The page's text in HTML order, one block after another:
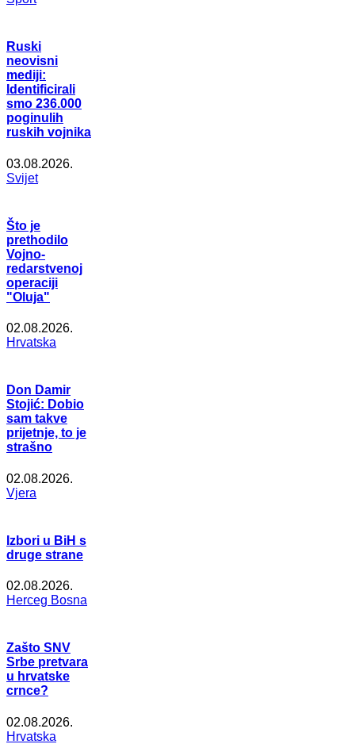
Ruski
neovisni
mediji:
Identificirali
smo 236.000
poginulih
ruskih vojnika
03.08.2026.
Svijet
Što je
prethodilo
Vojno-
redarstvenoj
operaciji
"Oluja"
02.08.2026.
Hrvatska
Don Damir
Stojić: Dobio
sam takve
prijetnje, to je
strašno
02.08.2026.
Vjera
Izbori u BiH s
druge strane
02.08.2026.
Herceg Bosna
Zašto SNV
Srbe pretvara
u hrvatske
crnce?
02.08.2026.
Hrvatska